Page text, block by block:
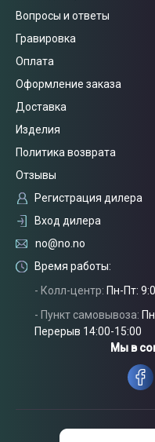
Вопросы и ответы
Гравировка
Оплата
Оформление заказа
Доставка
Изделия
Политика возврата
Отзывы
Регистрация дилера
Вход дилера
no@no.no
Время работы:
- Колл-центр: Пн-Пт:
- Пункт самовывоза:
Перерыв 14:00-15:00
Мы в